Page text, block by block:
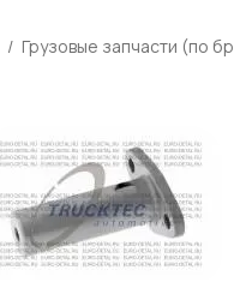
Грузовые запчасти (по